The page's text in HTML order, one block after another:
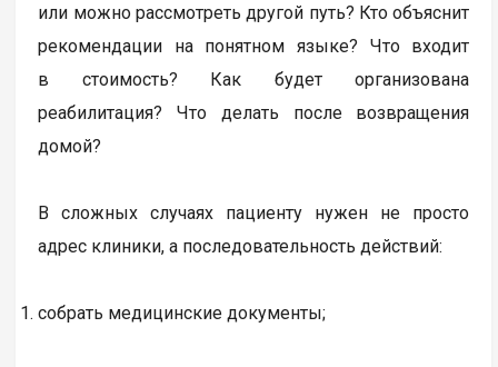
или можно рассмотреть другой путь? Кто объяснит
рекомендации на понятном языке? Что входит
в стоимость? Как будет организована
реабилитация? Что делать после возвращения
домой?
В сложных случаях пациенту нужен не просто
адрес клиники, а последовательность действий:
собрать медицинские документы;